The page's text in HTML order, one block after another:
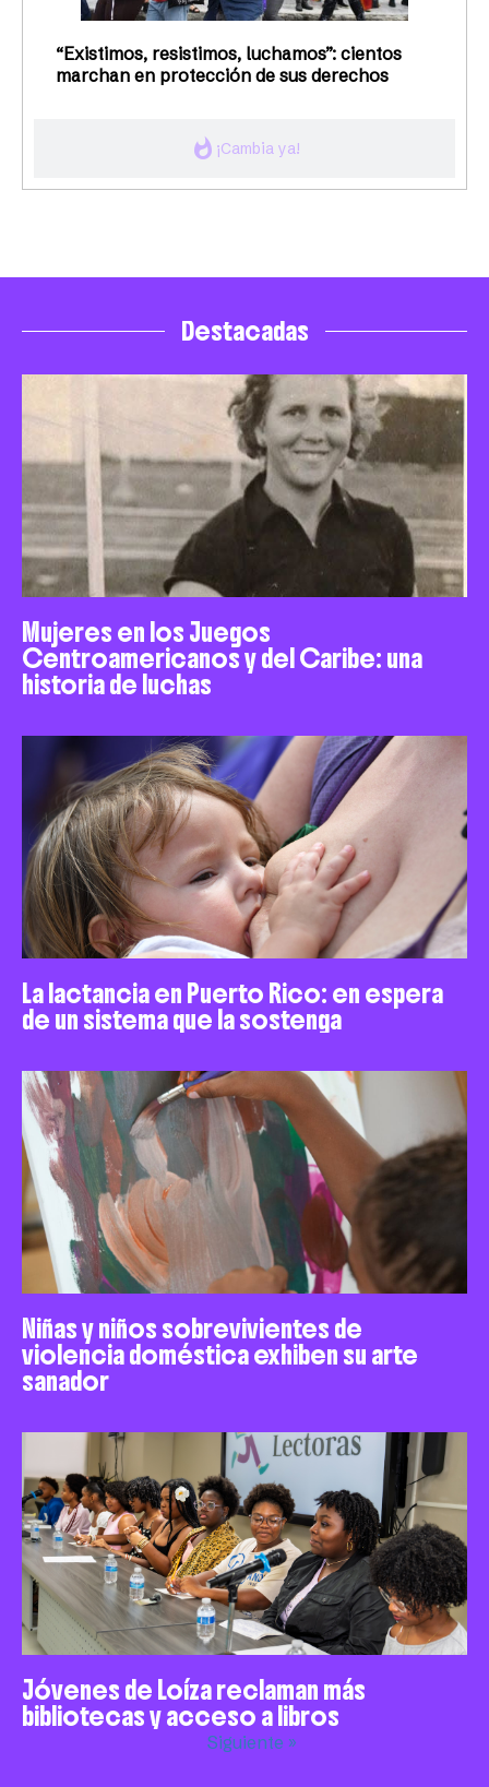
whatshot ¡Cambia ya!
“Existimos, resistimos, luchamos”: cientos
marchan en protección de sus derechos
Destacadas
Mujeres en los Juegos
Centroamericanos y del Caribe: una
historia de luchas
La lactancia en Puerto Rico: en espera
de un sistema que la sostenga
Niñas y niños sobrevivientes de
violencia doméstica exhiben su arte
sanador
Jóvenes de Loíza reclaman más
bibliotecas y acceso a libros
Siguiente »